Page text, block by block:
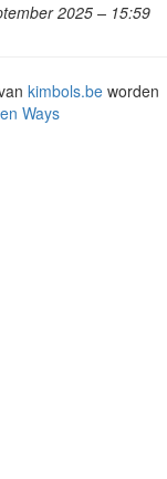
2025 – 15:59
kimbols.beworden
Ways